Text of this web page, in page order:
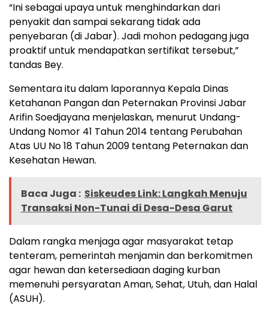
“Ini sebagai upaya untuk menghindarkan dari
penyakit dan sampai sekarang tidak ada
penyebaran (di Jabar). Jadi mohon pedagang juga
proaktif untuk mendapatkan sertifikat tersebut,”
tandas Bey.
Sementara itu dalam laporannya Kepala Dinas
Ketahanan Pangan dan Peternakan Provinsi Jabar
Arifin Soedjayana menjelaskan, menurut Undang-
Undang Nomor 41 Tahun 2014 tentang Perubahan
Atas UU No 18 Tahun 2009 tentang Peternakan dan
Kesehatan Hewan.
Baca Juga : Siskeudes Link: Langkah Menuju
Transaksi Non-Tunai di Desa-Desa Garut
Dalam rangka menjaga agar masyarakat tetap
tenteram, pemerintah menjamin dan berkomitmen
agar hewan dan ketersediaan daging kurban
memenuhi persyaratan Aman, Sehat, Utuh, dan Halal
(ASUH).